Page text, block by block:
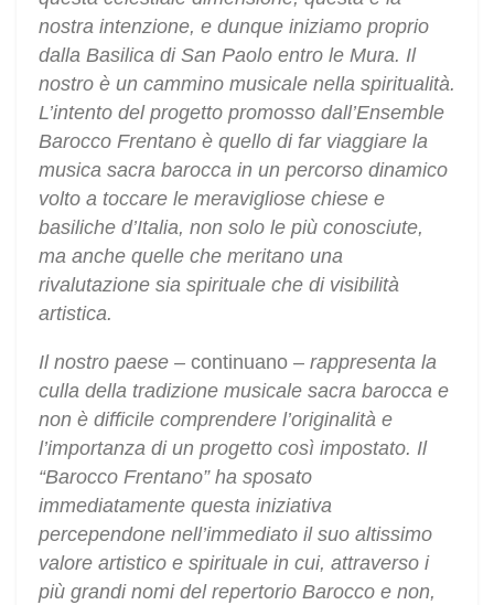
nostra intenzione, e dunque iniziamo proprio
dalla Basilica di San Paolo entro le Mura. Il
nostro è un cammino musicale nella spiritualità.
L’intento del progetto promosso dall’Ensemble
Barocco Frentano è quello di far viaggiare la
musica sacra barocca in un percorso dinamico
volto a toccare le meravigliose chiese e
basiliche d’Italia, non solo le più conosciute,
ma anche quelle che meritano una
rivalutazione sia spirituale che di visibilità
artistica.
Il nostro paese – continuano – rappresenta la
culla della tradizione musicale sacra barocca e
non è difficile comprendere l’originalità e
l’importanza di un progetto così impostato. Il
“Barocco Frentano” ha sposato
immediatamente questa iniziativa
percependone nell’immediato il suo altissimo
valore artistico e spirituale in cui, attraverso i
più grandi nomi del repertorio Barocco e non,